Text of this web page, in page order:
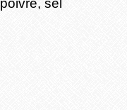
poivre, sel